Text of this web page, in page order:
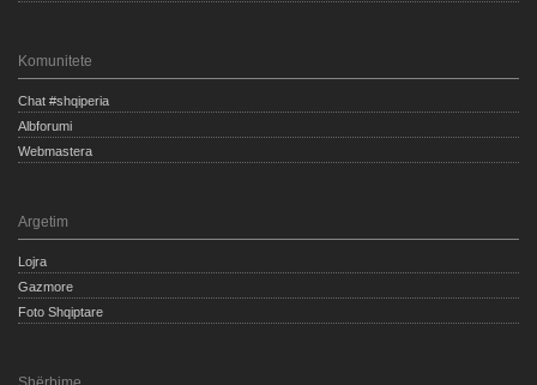
Komunitete
Chat #shqiperia
Albforumi
Webmastera
Argetim
Lojra
Gazmore
Foto Shqiptare